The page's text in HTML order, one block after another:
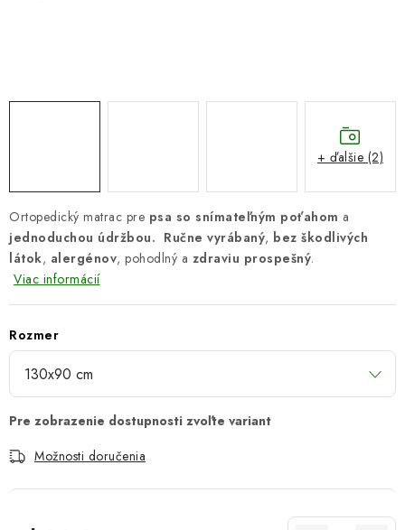
Ortopedický matrac pre psa so snímateľným poťahom a
jednoduchou údržbou. Ručne vyrábaný, bez škodlivých
látok, alergénov, pohodlný a zdraviu prospešný.
Viac informácií
Rozmer
Možnosti doručenia
+ ďalšie (2)